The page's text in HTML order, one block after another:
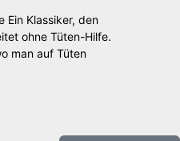
Ein Klassiker, den
ohne Tüten-Hilfe.
man auf Tüten